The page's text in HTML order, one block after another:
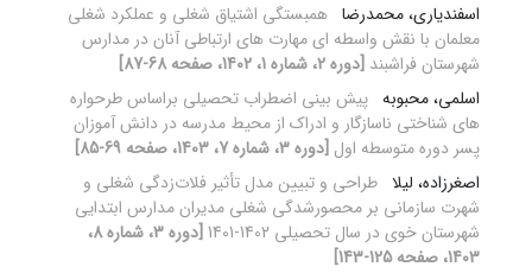
اسفندیاری، محمدرضا همبستگی اشتیاق شغلی و عملکرد شغلی
معلمان با نقش واسطه ای مهارت های ارتباطی آنان در مدارس
شهرستان فراشبند [دوره 2، شماره 1، 1402، صفحه 68-87]
اسلمی، محبوبه پیش‏ بینی اضطراب تحصیلی براساس طرحواره
‏های شناختی ناسازگار و ادراک از محیط مدرسه در دانش ‏آموزان
پسر دوره متوسطه اول [دوره 3، شماره 7، 1403، صفحه 69-85]
اصغرزاده، لیلا طراحی و تبیین مدل تأثیر فلات‌زدگی شغلی و
شهرت سازمانی بر محصورشدگی شغلی مدیران مدارس ابتدایی
شهرستان خوی در سال تحصیلی 1402-1401
[دوره 3، شماره 8،
1403، صفحه 125-143]